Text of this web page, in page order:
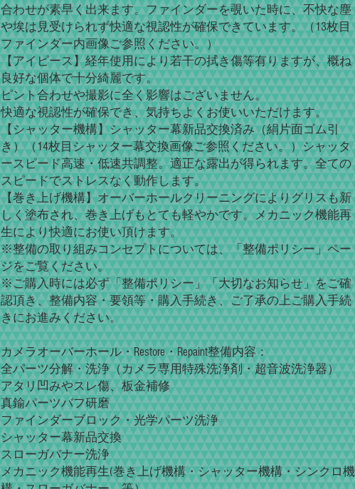
合わせが素早く出来ます。ファインダーを覗いた時に、不快な塵
や埃は見受けられず快適な視認性が確保できています。（13枚目
ファインダー内画像ご参照ください。）
【アイピース】経年使用により若干の拭き傷等有りますが、概ね
良好な個体で十分綺麗です。
ピント合わせや撮影に全く影響はございません。
快適な視認性が確保でき、気持ちよくお使いいただけます。
【シャッター機構】シャッター幕新品交換済み（絹片面ゴム引
き）（14枚目シャッター幕交換画像ご参照ください。）シャッタ
ースピード高速・低速共調整。適正な露出が得られます。全ての
スピードでストレスなく動作します。
【巻き上げ機構】オーバーホールクリーニングによりグリスも新
しく塗布され、巻き上げもとても軽やかです。メカニック機能再
生により快適にお使い頂けます。
※整備の取り組みコンセプトについては、「整備ポリシー」ペー
ジをご覧ください。
※ご購入時には必ず「整備ポリシー」「大切なお知らせ」をご確
認頂き、整備内容・要領等・購入手続き、ご了承の上ご購入手続
きにお進みください。
カメラオーバーホール・Restore・Repaint整備内容：
全パーツ分解・洗浄（カメラ専用特殊洗浄剤・超音波洗浄器）
アタリ凹みやスレ傷、板金補修
真鍮パーツバフ研磨
ファインダーブロック・光学パーツ洗浄
シャッター幕新品交換
スローガバナー洗浄
メカニック機能再生(巻き上げ機構・シャッター機構・シンクロ機